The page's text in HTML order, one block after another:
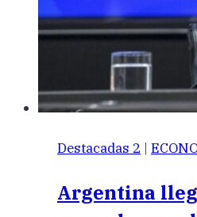
Destacadas 2 |
Argentina